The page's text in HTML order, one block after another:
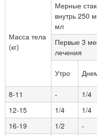
Масса тела
(кг)
Мерные
внутрь 250
мл
Первые 3
лечения
Утро
8-11
- 1/4
12-15
1/4 1/4
16-19
1/2 -